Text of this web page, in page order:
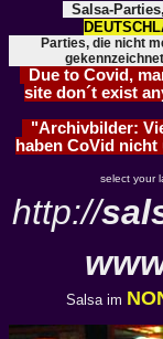
Salsa-
Parties, die nicht
Due to Covid,
site don´t exist
"Archivbilder:
haben CoVid
select your
http://
Salsa im